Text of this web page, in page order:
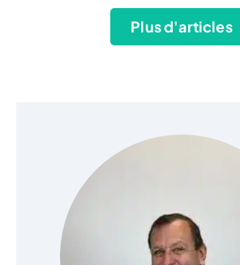
Plus d'articles